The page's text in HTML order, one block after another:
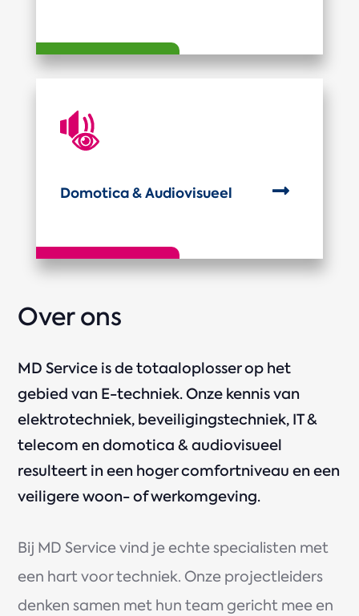

Domotica & Audiovisueel
Over ons
MD Service is de totaaloplosser op het
gebied van E-techniek. Onze kennis van
elektrotechniek, beveiligingstechniek, IT &
telecom en domotica & audiovisueel
resulteert in een hoger comfortniveau en een
veiligere woon- of werkomgeving.
Bij MD Service vind je echte specialisten met
een hart voor techniek. Onze projectleiders
denken samen met hun team gericht mee en